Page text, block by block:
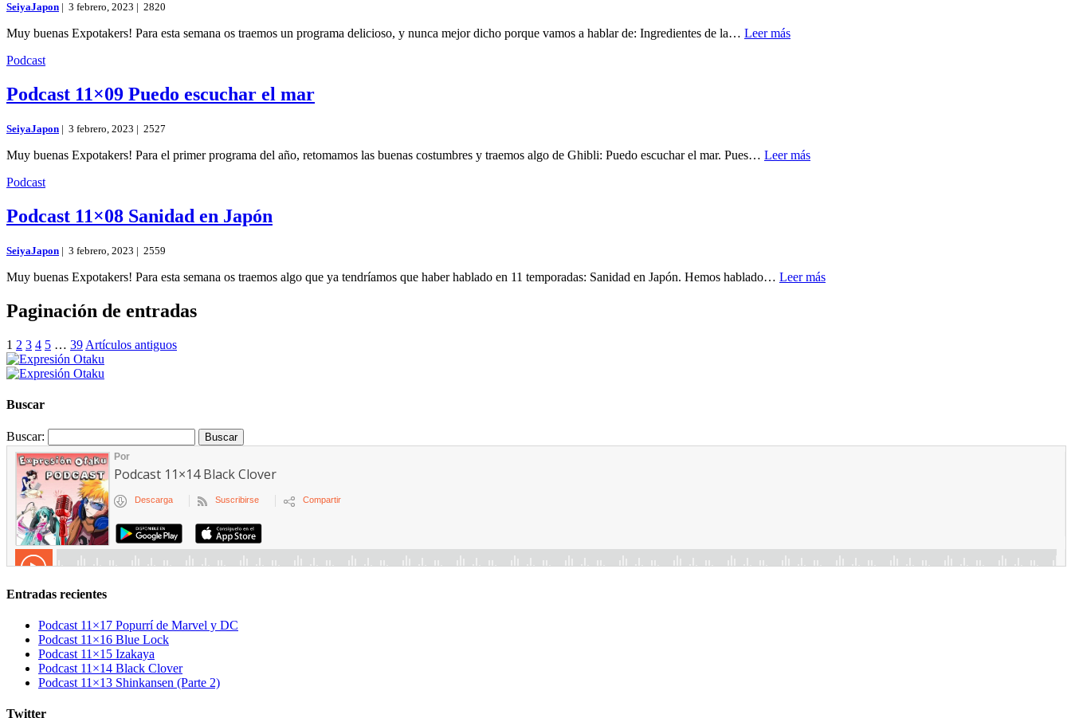
SeiyaJapon | 3 febrero, 2023 | 2820
Muy buenas Expotakers! Para esta semana os traemos un programa delicioso, y nunca mejor dicho porque vamos a hablar de: Ingredientes de la… Leer más
Podcast
Podcast 11×09 Puedo escuchar el mar
SeiyaJapon | 3 febrero, 2023 | 2527
Muy buenas Expotakers! Para el primer programa del año, retomamos las buenas costumbres y traemos algo de Ghibli: Puedo escuchar el mar. Pues… Leer más
Podcast
Podcast 11×08 Sanidad en Japón
SeiyaJapon | 3 febrero, 2023 | 2559
Muy buenas Expotakers! Para esta semana os traemos algo que ya tendríamos que haber hablado en 11 temporadas: Sanidad en Japón. Hemos hablado… Leer más
Paginación de entradas
1 2 3 4 5 … 39 Artículos antiguos
Buscar
Buscar:
Entradas recientes
Podcast 11×17 Popurrí de Marvel y DC
Podcast 11×16 Blue Lock
Podcast 11×15 Izakaya
Podcast 11×14 Black Clover
Podcast 11×13 Shinkansen (Parte 2)
Twitter